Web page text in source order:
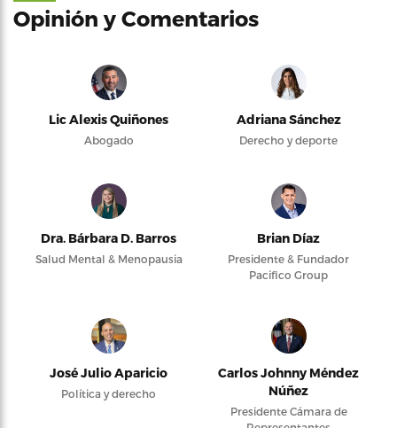
Opinión y Comentarios
Lic Alexis Quiñones
Abogado
Adriana Sánchez
Derecho y deporte
Dra. Bárbara D. Barros
Salud Mental & Menopausia
Brian Díaz
Presidente & Fundador
Pacifico Group
José Julio Aparicio
Política y derecho
Carlos Johnny Méndez
Núñez
Presidente Cámara de